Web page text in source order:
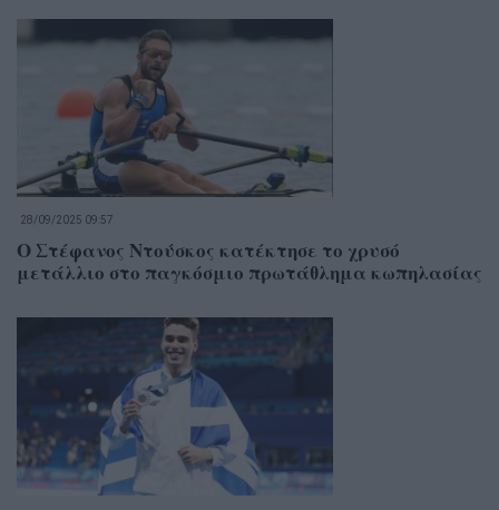
28/09/2025 09:57
Ο Στέφανος Ντούσκος κατέκτησε το χρυσό
μετάλλιο στο παγκόσμιο πρωτάθλημα κωπηλασίας